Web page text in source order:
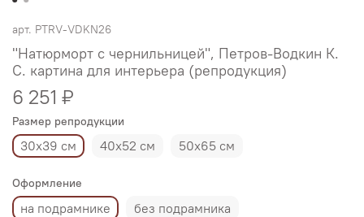
арт. PTRV-VDKN26
"Натюрморт с чернильницей", Петров-Водкин К.
С. картина для интерьера (репродукция)
6 251 ₽
Размер репродукции
30х39 см 40х52 см 50х65 см
Оформление
на подрамнике без подрамника